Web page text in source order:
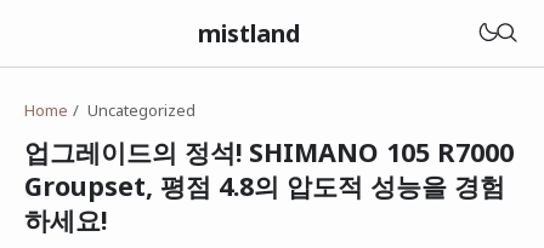
mistland
Home Uncategorized
업그레이드의 정석! SHIMANO 105 R7000
Groupset, 평점 4.8의 압도적 성능을 경험
하세요!